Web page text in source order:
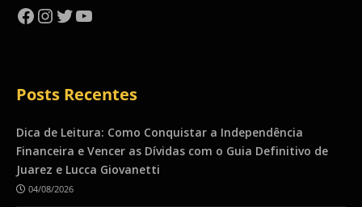
Facebook
Instagram
Twitter
YouTube
Posts Recentes
Dica de Leitura: Como Conquistar a Independência
Financeira e Vencer as Dívidas com o Guia Definitivo de
Juarez e Lucca Giovanetti
04/08/2026